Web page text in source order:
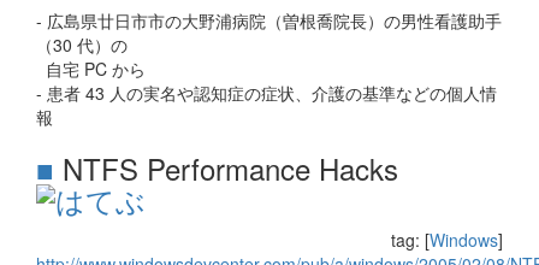
- 広島県廿日市市の大野浦病院（曽根喬院長）の男性看護助手
（30 代）の
自宅 PC から
- 患者 43 人の実名や認知症の症状、介護の基準などの個人情
報
■ NTFS Performance Hacks
tag: [Windows]